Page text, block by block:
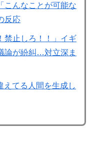
んなことが可能な
反応
禁止しろ！！」イギ
論が紛糾…対立深ま
えてる人間を生成し